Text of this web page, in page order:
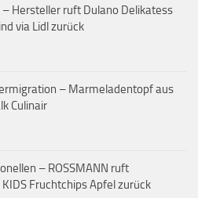
– Hersteller ruft Dulano Delikatess
via Lidl zurück
– Marmeladentopf aus
Culinair
– ROSSMANN ruft
KIDS Fruchtchips Apfel zurück